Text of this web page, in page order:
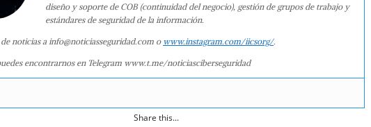
diseño y soporte de COB (continuidad del negocio), gestión de grupos de trabajo y
estándares de seguridad de la información.
noticias a info@noticiasseguridad.com o www.instagram.com/iicsorg/.
encontrarnos en Telegram www.t.me/noticiasciberseguridad
Share this...